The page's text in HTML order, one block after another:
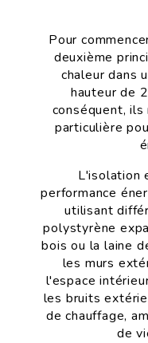
Pour
deuxième
chaleur dans
hauteur de
conséquent,
particulière
L'isolation
performance
utilisant
polystyrène
bois ou la laine
les murs
l'espace
les bruits
de chauffage,
de